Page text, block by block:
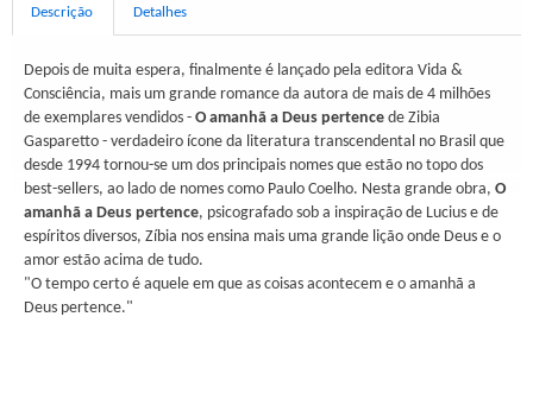
Descrição Detalhes
Depois de muita espera, finalmente é lançado pela editora Vida &
Consciência, mais um grande romance da autora de mais de 4 milhões
de exemplares vendidos - O amanhã a Deus pertence de Zibia
Gasparetto - verdadeiro ícone da literatura transcendental no Brasil que
desde 1994 tornou-se um dos principais nomes que estão no topo dos
best-sellers, ao lado de nomes como Paulo Coelho. Nesta grande obra, O
amanhã a Deus pertence, psicografado sob a inspiração de Lucius e de
espíritos diversos, Zíbia nos ensina mais uma grande lição onde Deus e o
amor estão acima de tudo.
"O tempo certo é aquele em que as coisas acontecem e o amanhã a
Deus pertence."